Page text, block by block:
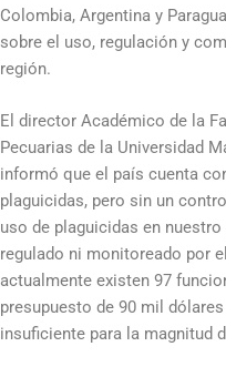
Colombia, Argentina y
sobre el uso, regulación y
región.
El director Académico de la
Pecuarias de la Universidad
informó que el país cuenta
plaguicidas, pero sin un
uso de plaguicidas en
regulado ni monitoreado por
actualmente existen 97
presupuesto de 90 mil
insuficiente para la magnitud